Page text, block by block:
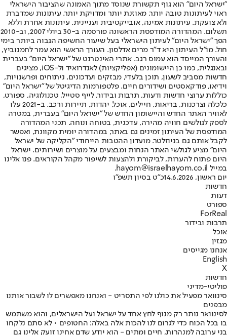
"ישראל היום" הוא גוף תקשורת שנוסד מתוך האמונה שהציבור הישראלי
ראוי לעיתונות טובה יותר, מאוזנת יותר ומדויקת יותר. עיתונות שמדברת
ולא צועקת. עיתונות אמינה, אובייקטיבית ועניינית. עיתונות אחרת וללא
תשלום. המהדורה המודפסת הראשונה פורסמה ב-30 ביולי 2007, וב-2010
הפך "ישראל היום" לעיתון הישראלי בעל שיעור החשיפה הגבוה ביותר בימי
חול. מו"ל העיתון היא ד"ר מרים אדלסון. העורך הראשי הוא עמר לחמנוביץ,
והעורך המייסד הוא עמוס רגב. אתרי האינטרנט של "ישראל היום" בעברית
ובאנגלית, כמו כן היישומונים (אפליקציות) לאנדרואיד ול-iOS, מציגים
חדשות מסביב לשעון, תוכן בלעדי, מבזקים ועדכונים, ניתוחים ופרשנויות,
וידיאו, פודקאסטים ושידורים חיים. פלטפורמות הדיגיטל של "ישראל היום"
כוללות ערוצי חדשות ודעות, תרבות ובידור, לייף סטייל, טכנולוגיה, ספורט,
כלכלה וצרכנות, בריאות, חיילים, אוכל, יהדות, תיירות ורכב. ב-2021 עלו
לאוויר האתר החדש והיישומון החדש של "ישראל היום" בעברית, במטרה
לספק לגולשים חוויה מהירה, עדכנית, בטוחה ונוחה. תכני המהדורה
המודפסת של העיתון זמינים גם באתר, במהדורה יומית מקוונת, ואפשר
לקבל אותם גם בניוזלטר. מועדון ההטבות הייחודי "הקליקה של ישראל
היום" מציע לגולשי האתר הנחות ומבצעים על מוצרים ושירותים. ישראל
היום פתוח להערות, לביקורת ולהצעות לשיפור מקהל הקוראים. פנו אלינו
במייל hayom@israelhayom.co.il.
יום ראשון, 14.6.2026
כ"ט בסיון תשפ"ו
חדשות
דעות
ספורט
ForReal
תרבות ובידור
אוכל
מגזין
אנחנו מגייסים
English
X
חדשות
פוליטי-מדיני
סינוואר מפעיל את כולנו לפי התסריט - ואנחנו מאפשרים לו לשבור אותנו
מבפנים
לסינוואר נותר רק מנוף לחץ אחד על ישראל ועל הישראלים, והוא משתמש
בו בכל הכוח כדי לגרום לנו להכות אלה באלה: החטופים • לא סתם נלקחו
בני ערובה למנהרות, חיים ומתים - הוא יודע שדם אחינו זועק אלינו גם